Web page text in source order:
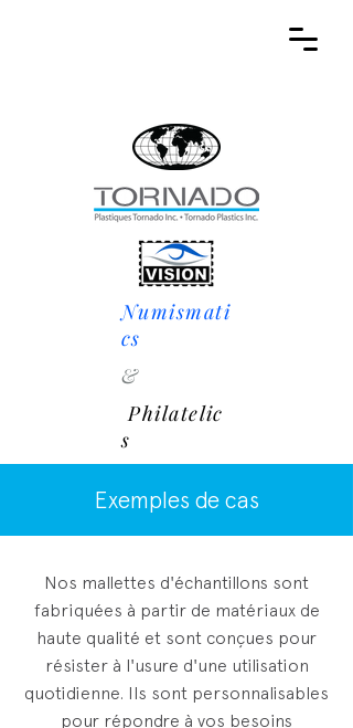
Numismati
cs
&
Philatelic
s
Exemples de cas
Nos mallettes d'échantillons sont
fabriquées à partir de matériaux de
haute qualité et sont conçues pour
résister à l'usure d'une utilisation
quotidienne. Ils sont personnalisables
pour répondre à vos besoins